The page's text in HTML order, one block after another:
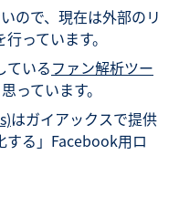
ので、現在は外部のリ
っています。
ているファン解析ツー
っています。
はガイアックスで提供
する」Facebook用ロ